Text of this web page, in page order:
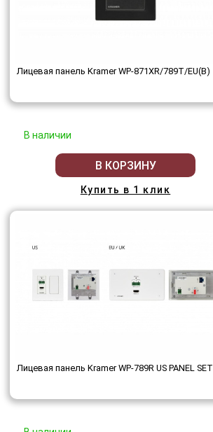
Лицевая панель Kramer WP-871XR/789T/EU(B)
В наличии
В КОРЗИНУ
Купить в 1 клик
Лицевая панель Kramer WP-789R US PANEL SET